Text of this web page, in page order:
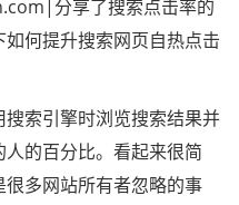
分享了搜索点击率的
何提升搜索网页自热点击
索引擎时浏览搜索结果并
的百分比。看起来很简
多网站所有者忽略的事